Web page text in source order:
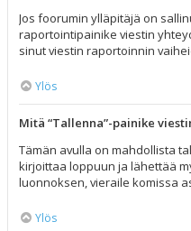
Jos foorumin ylläpitäjä on
raportointipainike viestin
sinut viestin raportoinnin
Ylös
Mitä “Tallenna”-painike
Tämän avulla on mahdollista
kirjoittaa loppuun ja lähettää
luonnoksen, vieraile komissa
Ylös